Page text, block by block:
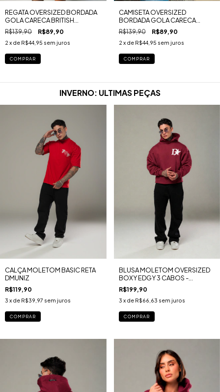
REGATA OVERSIZED BORDADA
GOLA CARECA BRITISH
ESSENCE MALHA PREMIUM
RUGBY
R$139,90 R$89,90
2 x de R$44,95 sem juros
COMPRAR
CAMISETA OVERSIZED
BORDADA GOLA CARECA
BRITISH ESSENCE MALHA
PREMIUM RUGBY
R$139,90 R$89,90
2 x de R$44,95 sem juros
COMPRAR
INVERNO: ULTIMAS PEÇAS
CALÇA MOLETOM BASIC RETA
DMUNIZ
R$119,90
3 x de R$39,97 sem juros
COMPRAR
BLUSA MOLETOM OVERSIZED
BOXY EDGY 3 CABOS -
LONDON U.K MARSALA
R$199,90
3 x de R$66,63 sem juros
COMPRAR